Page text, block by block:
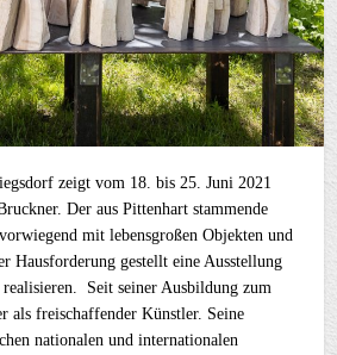
zeigt vom 18. bis 25. Juni 2021
Der aus Pittenhart stammende
mit lebensgroßen Objekten und
Hausforderung gestellt eine Ausstellung
Seit seiner Ausbildung zum
als freischaffender Künstler. Seine
nationalen und internationalen